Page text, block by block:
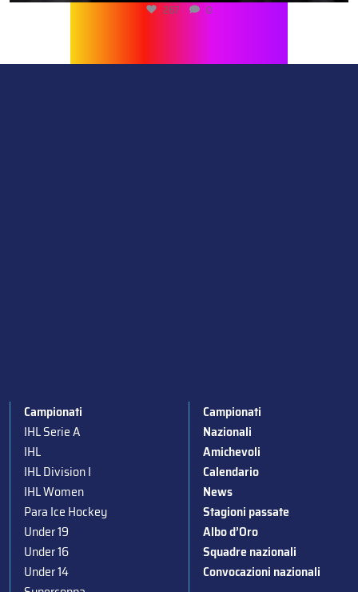
267 0
Campionati
IHL Serie A
IHL
IHL Division I
IHL Women
Para Ice Hockey
Under 19
Under 16
Under 14
Campionati
Nazionali
Amichevoli
Calendario
News
Stagioni passate
Albo d’Oro
Squadre nazionali
Convocazioni nazionali